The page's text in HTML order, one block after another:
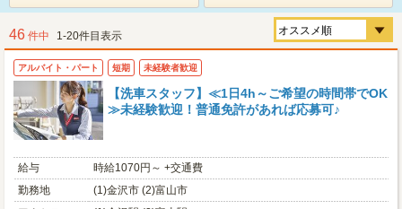
46 件中 1-20件目表示
アルバイト・パート 短期 未経験者歓迎
【洗車スタッフ】≪1日4h～ご希望の時間帯でOK
≫未経験歓迎！普通免許があれば応募可♪
給与
時給1070円～ +交通費
勤務地
(1)金沢市 (2)富山市